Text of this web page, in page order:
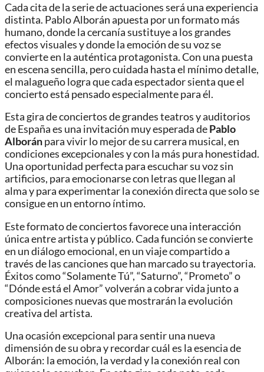
Cada cita de la serie de actuaciones será una experiencia
distinta. Pablo Alborán apuesta por un formato más
humano, donde la cercanía sustituye a los grandes
efectos visuales y donde la emoción de su voz se
convierte en la auténtica protagonista. Con una puesta
en escena sencilla, pero cuidada hasta el mínimo detalle,
el malagueño logra que cada espectador sienta que el
concierto está pensado especialmente para él.
Esta gira de conciertos de grandes teatros y auditorios
de España es una invitación muy esperada dePablo
Alboránpara vivir lo mejor de su carrera musical, en
condiciones excepcionales y con la más pura honestidad.
Una oportunidad perfecta para escuchar su voz sin
artificios, para emocionarse con letras que llegan al
alma y para experimentar la conexión directa que solo se
consigue en un entorno íntimo.
Este formato de conciertos favorece una interacción
única entre artista y público. Cada función se convierte
en un diálogo emocional, en un viaje compartido a
través de las canciones que han marcado su trayectoria.
Éxitos como “Solamente Tú”, “Saturno”, “Prometo” o
“Dónde está el Amor” volverán a cobrar vida junto a
composiciones nuevas que mostrarán la evolución
creativa del artista.
Una ocasión excepcional para sentir una nueva
dimensión de su obra y recordar cuál es la esencia de
Alborán: la emoción, la verdad y la conexión real con